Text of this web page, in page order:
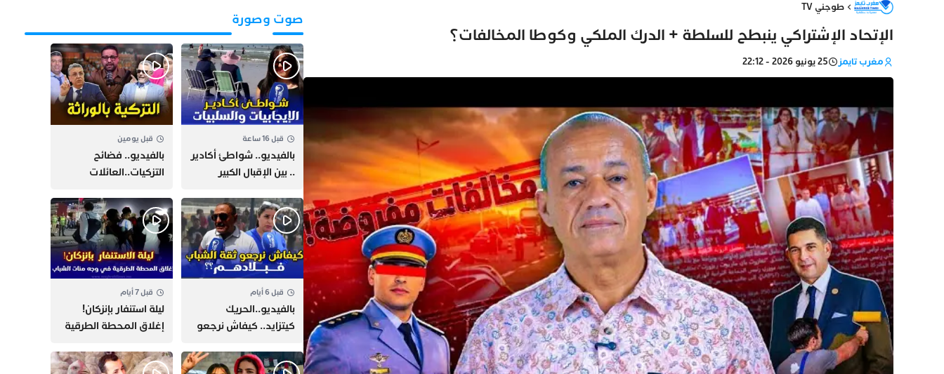
طوجني TV
الإتحاد الإشتراكي ينبطح للسلطة + الدرك الملكي وكوطا المخالفات؟
مغرب تايمز 25 يونيو 2026 - 22:12
صوت وصورة
قبل 16 ساعة
بالفيديو.. شواطئ أكادير
.. بين الإقبال الكبير
الازدحام وغلاء الكراء
قبل يومين
بالفيديو.. فضائح
التزكيات..العائلات
وقصة “وهبي”
و”السيمو” تثير الجدل
قبل 6 أيام
بالفيديو..الحريك
كيتزايد.. كيفاش نرجعو
قبل 7 أيام
​ليلة استنفار بإنزكان!
إغلاق المحطة الطرقية
اللحاق بـ”هروب سبتة”